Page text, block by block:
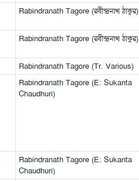
Rabindranath Tagore (রবীন্দ্রনাথ ঠাকুর)
Rabindranath Tagore (রবীন্দ্রনাথ ঠাকুর)
Rabindranath Tagore (Tr. Various)
Rabindranath Tagore (E: Sukanta
Chaudhuri)
Rabindranath Tagore (E: Sukanta
Chaudhuri)